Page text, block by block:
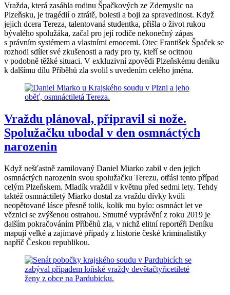
Vražda, která zasáhla rodinu Špačkových ze Zdemyslic na
Plzeňsku, je tragédií o ztrátě, bolesti a boji za spravedlnost. Když
jejich dcera Tereza, talentovaná studentka, přišla o život rukou
bývalého spolužáka, začal pro její rodiče nekonečný zápas
s právním systémem a vlastními emocemi. Otec František Špaček se
rozhodl sdílet své zkušenosti a rady pro ty, kteří se ocitnou
v podobně těžké situaci. V exkluzivní zpovědi Plzeňskému deníku
k dalšímu dílu Příběhů zla svolil s uvedením celého jména.
Vraždu plánoval, připravil si nože.
Spolužačku ubodal v den osmnáctých
narozenin
Když nešťastně zamilovaný Daniel Miarko zabil v den jejich
osmnáctých narozenin svou spolužačku Terezu, otřásl tento případ
celým Plzeňskem. Mladík vraždil v květnu před sedmi lety. Tehdy
taktéž osmnáctiletý Miarko dostal za vraždu dívky kvůli
neopětované lásce přesně tolik, kolik mu bylo: osmnáct let ve
věznici se zvýšenou ostrahou. Smutné vyprávění z roku 2019 je
dalším pokračováním Příběhů zla, v nichž elitní reportéři Deníku
mapují velké a zajímavé případy z historie české kriminalistiky
napříč Českou republikou.